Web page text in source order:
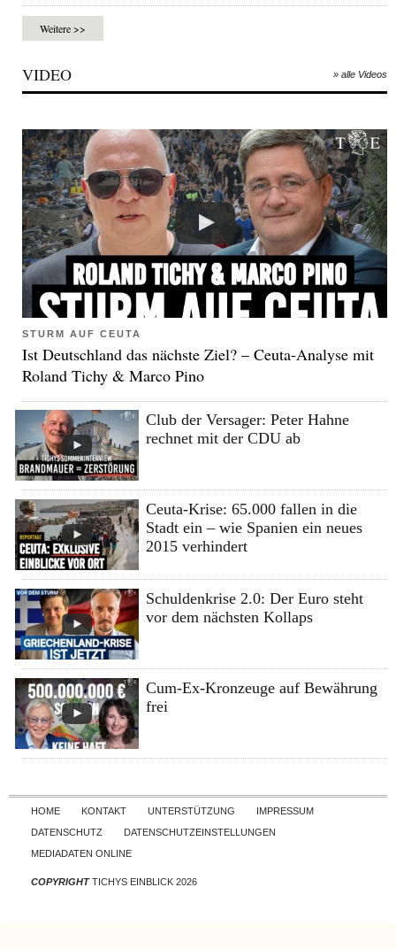
Weitere >>
VIDEO » alle Videos
STURM AUF CEUTA
Ist Deutschland das nächste Ziel? – Ceuta-Analyse mit
Roland Tichy & Marco Pino
Club der Versager: Peter Hahne
rechnet mit der CDU ab
Ceuta-Krise: 65.000 fallen in die
Stadt ein – wie Spanien ein neues
2015 verhindert
Schuldenkrise 2.0: Der Euro steht
vor dem nächsten Kollaps
Cum-Ex-Kronzeuge auf Bewährung
frei
Skip to content
HOME KONTAKT UNTERSTÜTZUNG
IMPRESSUM
DATENSCHUTZ
DATENSCHUTZEINSTELLUNGEN
MEDIADATEN ONLINE
COPYRIGHTTICHYS EINBLICK 2026